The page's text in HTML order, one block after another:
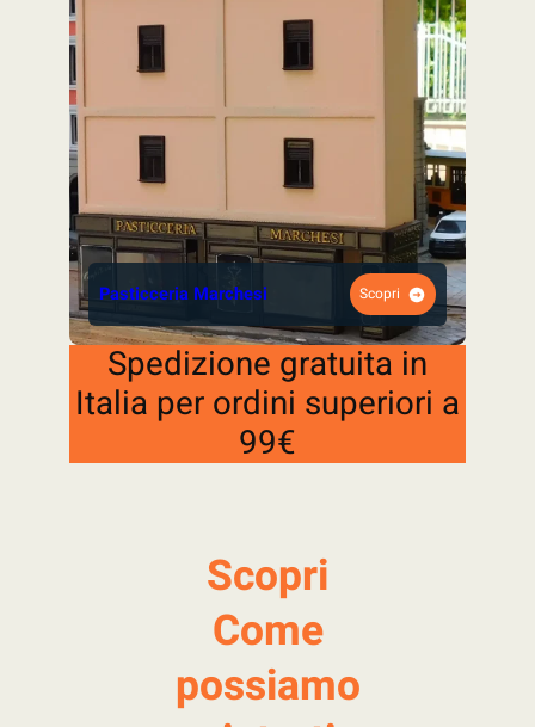
Pasticceria Marchesi Scopri
Spedizione gratuita in
Italia per ordini superiori a
99€
Scopri
Come
possiamo